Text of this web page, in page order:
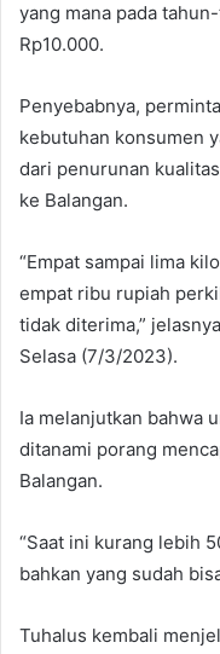
yang mana pada
Rp10.000.
Penyebabnya,
kebutuhan konsumen
dari penurunan
ke Balangan.
“Empat sampai lima
empat ribu rupiah
tidak diterima,”
Selasa (7/3/2023).
Ia melanjutkan bahwa
ditanami porang
Balangan.
“Saat ini kurang lebih
bahkan yang sudah
Tuhalus kembali